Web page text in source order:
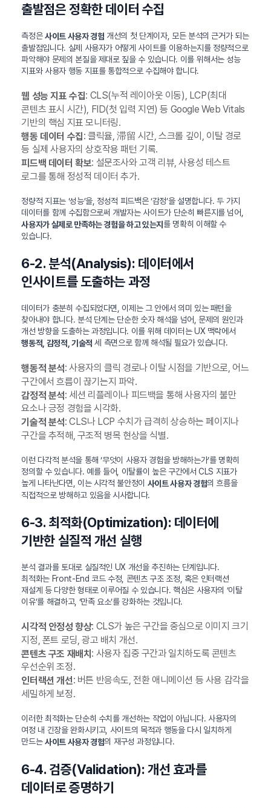
출발점은 정확한 데이터 수집
측정은사이트 사용자 경험 개선의 첫 단계이자, 모든 분석의 근거가 되는
출발점입니다. 실제 사용자가 어떻게 사이트를 이용하는지를 정량적으로
파악해야 문제의 본질을 제대로 짚을 수 있습니다. 이를 위해서는 성능
지표와 사용자 행동 지표를 통합적으로 수집해야 합니다.
웹 성능 지표 수집: CLS(누적 레이아웃 이동), LCP(최대
콘텐츠 표시 시간), FID(첫 입력 지연) 등 Google Web Vitals
기반의 핵심 지표 모니터링.
행동 데이터 수집: 클릭율, 滞留 시간, 스크롤 깊이, 이탈 경로
등 실제 사용자의 상호작용 패턴 기록.
피드백 데이터 확보: 설문조사와 고객 리뷰, 사용성 테스트
로그를 통해 정성적 데이터 추가.
정량적 지표는 ‘성능’을, 정성적 피드백은 ‘감정’을 설명합니다. 두 가지
데이터를 함께 수집함으로써 개발자는 사이트가 단순히 빠른지를 넘어,
사용자가 실제로 만족하는 경험을 하고 있는지 를 명확히 이해할 수
있습니다.
6-2. 분석(Analysis): 데이터에서
인사이트를 도출하는 과정
데이터가 충분히 수집되었다면, 이제는 그 안에서 의미 있는 패턴을
찾아내야 합니다. 분석 단계는 단순한 숫자 해석을 넘어, 문제의 원인과
개선 방향을 도출하는 과정입니다. 이를 위해 데이터는 UX 맥락에서
행동적, 감정적, 기술적 세 측면으로 함께 해석될 필요가 있습니다.
행동적 분석: 사용자의 클릭 경로나 이탈 시점을 기반으로, 어느
구간에서 흐름이 끊기는지 파악.
감정적 분석: 세션 리플레이나 피드백을 통해 사용자의 불만
요소나 긍정 경험을 시각화.
기술적 분석: CLS나 LCP 수치가 급격히 상승하는 페이지나
구간을 추적해, 구조적 병목 현상을 식별.
이런 다각적 분석을 통해 ‘무엇이 사용자 경험을 방해하는가’를 명확히
정의할 수 있습니다. 예를 들어, 이탈률이 높은 구간에서 CLS 지표가
높게 나타난다면, 이는 시각적 불안정이 사이트 사용자 경험의 흐름을
직접적으로 방해하고 있음을 시사합니다.
6-3. 최적화(Optimization): 데이터에
기반한 실질적 개선 실행
분석 결과를 토대로 실질적인 UX 개선을 추진하는 단계입니다.
최적화는 Front-End 코드 수정, 콘텐츠 구조 조정, 혹은 인터랙션
재설계 등 다양한 형태로 이루어질 수 있습니다. 핵심은 사용자의 ‘이탈
이유’를 해결하고, ‘만족 요소’를 강화하는 것입니다.
시각적 안정성 향상: CLS가 높은 구간을 중심으로 이미지 크기
지정, 폰트 로딩, 광고 배치 개선.
콘텐츠 구조 재배치 : 사용자 집중 구간과 일치하도록 콘텐츠
우선순위 조정.
인터랙션 개선: 버튼 반응속도, 전환 애니메이션 등 사용 감각을
세밀하게 보정.
이러한 최적화는 단순히 수치를 개선하는 작업이 아닙니다. 사용자의
여정 내 긴장을 완화시키고, 사이트의 목적과 행동을 다시 일치하게
만드는사이트 사용자 경험의 재구성 과정입니다.
6-4. 검증(Validation): 개선 효과를
데이터로 증명하기